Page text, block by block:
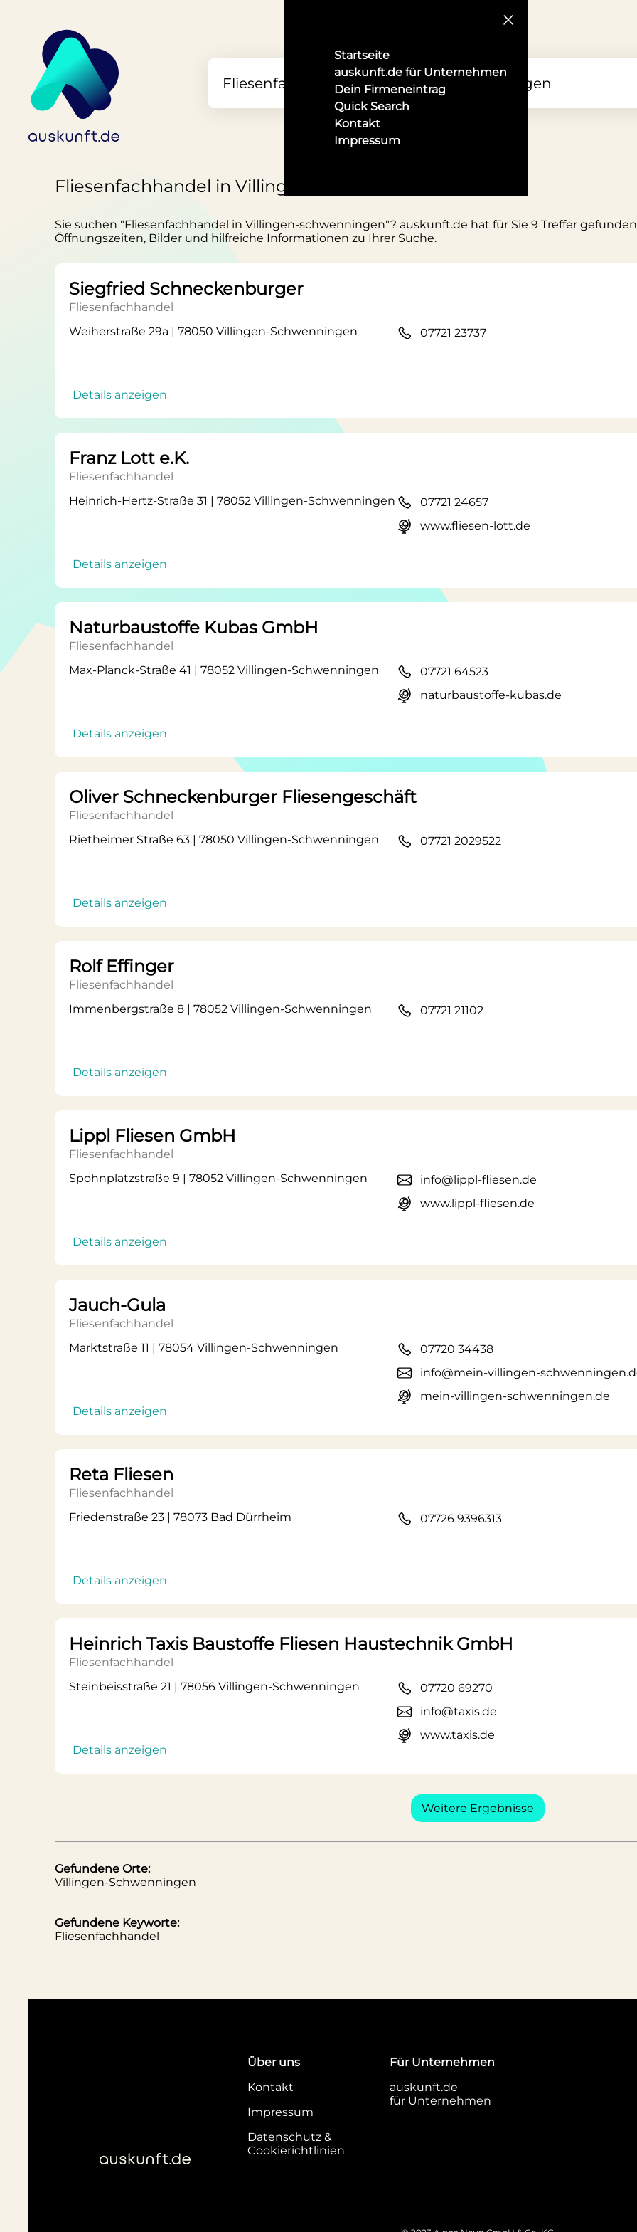
Startseite
auskunft.de für Unternehmen
Dein Firmeneintrag
Quick Search
Kontakt
Impressum
Fliesenfachhandel in Villingen-schwenningen
Sie suchen "Fliesenfachhandel in Villingen-schwenningen"? auskunft.de hat für Sie 9 Treffer
Öffnungszeiten, Bilder und hilfreiche Informationen zu Ihrer Suche.
Siegfried Schneckenburger
Fliesenfachhandel
Weiherstraße 29a | 78050 Villingen-Schwenningen
Details anzeigen
07721 23737
Franz Lott e.K.
Fliesenfachhandel
Heinrich-Hertz-Straße 31 | 78052 Villingen-Schwenningen
Details anzeigen
07721 24657
www.fliesen-lott.de
Naturbaustoffe Kubas GmbH
Fliesenfachhandel
Max-Planck-Straße 41 | 78052 Villingen-Schwenningen
Details anzeigen
07721 64523
naturbaustoffe-kubas.de
Oliver Schneckenburger Fliesengeschäft
Fliesenfachhandel
Rietheimer Straße 63 | 78050 Villingen-Schwenningen
Details anzeigen
07721 2029522
Rolf Effinger
Fliesenfachhandel
Immenbergstraße 8 | 78052 Villingen-Schwenningen
Details anzeigen
07721 21102
Lippl Fliesen GmbH
Fliesenfachhandel
Spohnplatzstraße 9 | 78052 Villingen-Schwenningen
Details anzeigen
info@lippl-fliesen.de
www.lippl-fliesen.de
Jauch-Gula
Fliesenfachhandel
Marktstraße 11 | 78054 Villingen-Schwenningen
Details anzeigen
07720 34438
info@mein-villingen-
mein-villingen-schwenningen.de
Reta Fliesen
Fliesenfachhandel
Friedenstraße 23 | 78073 Bad Dürrheim
Details anzeigen
07726 9396313
Heinrich Taxis Baustoffe Fliesen Haustechnik GmbH
Fliesenfachhandel
Steinbeisstraße 21 | 78056 Villingen-Schwenningen
Details anzeigen
07720 69270
info@taxis.de
www.taxis.de
Weitere Ergebnisse
Gefundene Orte:
Villingen-Schwenningen
Gefundene Keyworte:
Fliesenfachhandel
Über uns
Kontakt
Impressum
Datenschutz &
Cookierichtlinien
Für Unternehmen
auskunft.de
für Unternehmen